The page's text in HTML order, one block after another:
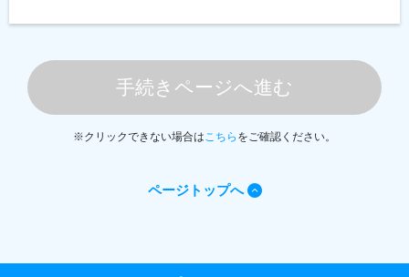
手続きページへ進む
※クリックできない場合は こちら をご確認ください。
ページトップへ